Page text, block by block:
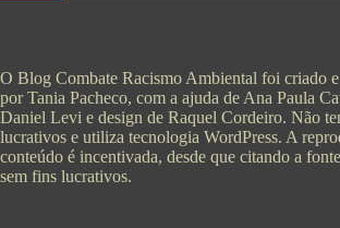
O Blog Combate Racismo Ambiental foi criado
por Tania Pacheco, com a ajuda de Ana Paula
Daniel Levi e design de Raquel Cordeiro. Não
lucrativos e utiliza tecnologia WordPress. A
conteúdo é incentivada, desde que citando a
sem fins lucrativos.